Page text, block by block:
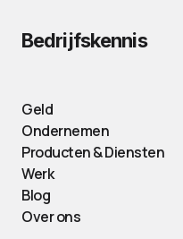
Bedrijfskennis
Geld
Ondernemen
Producten & Diensten
Werk
Blog
Over ons